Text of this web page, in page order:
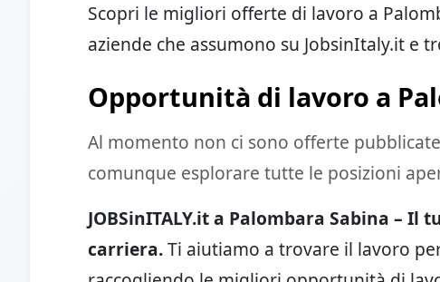
Scopri le migliori offerte di lavoro a
aziende che assumono su JobsinItaly.it e
Opportunità di lavoro a
Al momento non ci sono offerte
comunque esplorare tutte le posizioni
JOBSinITALY.it a Palombara Sabina –
carriera.Ti aiutiamo a trovare il lavoro